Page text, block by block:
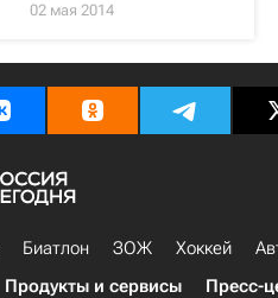
02 мая 2014
Биатлон ЗОЖ Хоккей
Продукты и сервисы Пресс-